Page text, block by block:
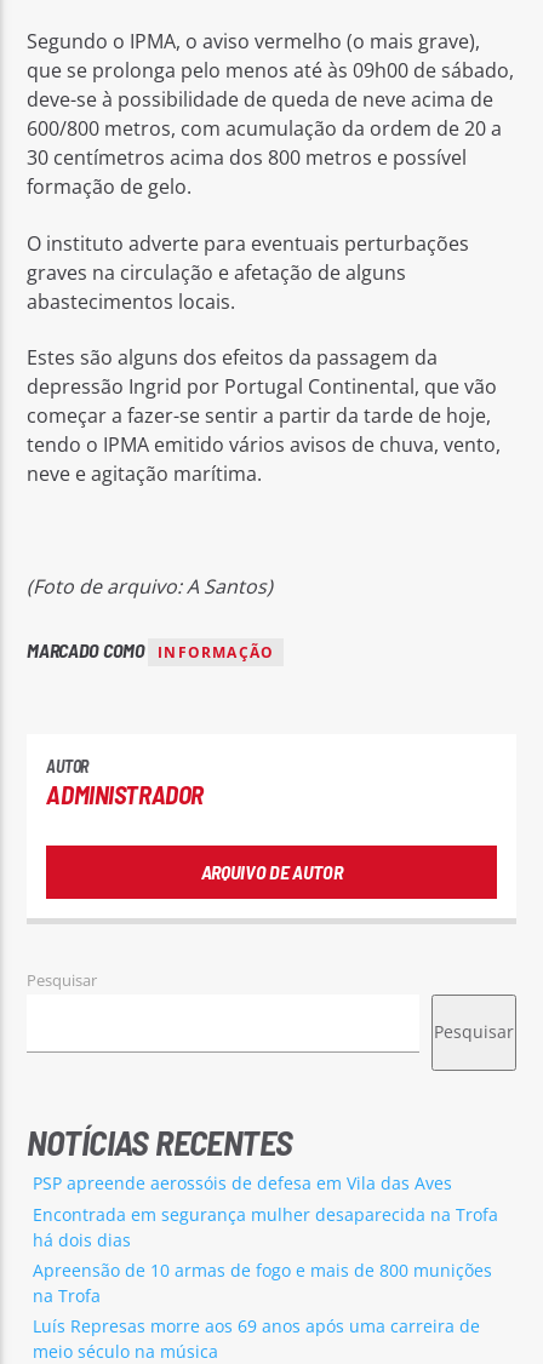
Segundo o IPMA, o aviso vermelho (o mais grave),
que se prolonga pelo menos até às 09h00 de sábado,
deve-se à possibilidade de queda de neve acima de
600/800 metros, com acumulação da ordem de 20 a
30 centímetros acima dos 800 metros e possível
formação de gelo.
O instituto adverte para eventuais perturbações
graves na circulação e afetação de alguns
abastecimentos locais.
Estes são alguns dos efeitos da passagem da
depressão Ingrid por Portugal Continental, que vão
começar a fazer-se sentir a partir da tarde de hoje,
tendo o IPMA emitido vários avisos de chuva, vento,
neve e agitação marítima.
(Foto de arquivo: A Santos)
MARCADO COMO INFORMAÇÃO
AUTOR
ADMINISTRADOR
ARQUIVO DE AUTOR
Pesquisar
Pesquisar
NOTÍCIAS RECENTES
PSP apreende aerossóis de defesa em Vila das Aves
Encontrada em segurança mulher desaparecida na Trofa
há dois dias
Apreensão de 10 armas de fogo e mais de 800 munições
na Trofa
Luís Represas morre aos 69 anos após uma carreira de
meio século na música